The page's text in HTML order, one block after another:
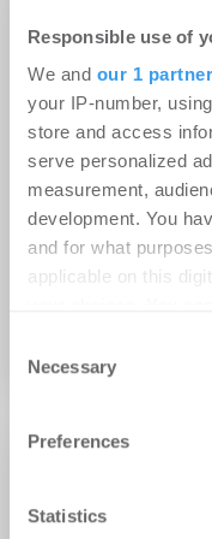
Responsible use of
We and our 1
your IP-number,
store and access
serve personalized
measurement,
development. You
and for what
applicable on this
the Privacy trigger
Find out more about
and set your
We use cookies to
Selection
Necessary
Preferences
Statistics
Stauffenbergstraße
51379 Leverkusen
Jetzt
Branche